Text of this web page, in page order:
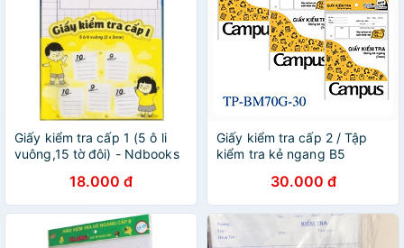
Giấy kiểm tra cấp 1 (5 ô li
vuông,15 tờ đôi) - Ndbooks
18.000 đ
Giấy kiểm tra cấp 2 / Tập
kiểm tra kẻ ngang B5
30.000 đ